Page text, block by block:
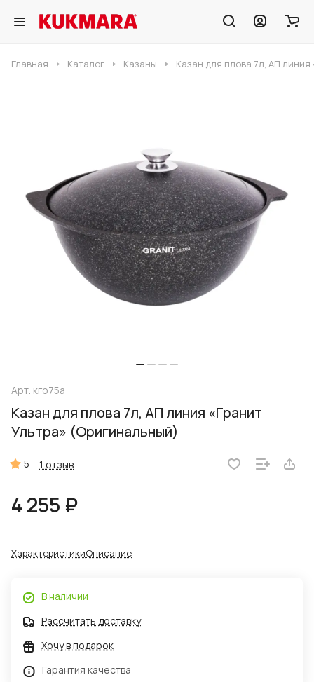
Главная Каталог Казаны Казан для плова 7л, АП
Арт. кго75а
Казан для плова 7л, АП линия «Гранит
Ультра» (Оригинальный)
5 1 отзыв
4 255 ₽
ХарактеристикиОписание
В наличии
Рассчитать доставку
Хочу в подарок
Гарантия качества